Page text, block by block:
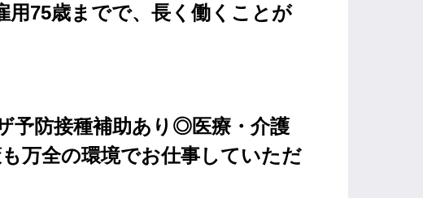
用75歳までで、長く働くことが
予防接種補助あり◎医療・介護
万全の環境でお仕事していただ